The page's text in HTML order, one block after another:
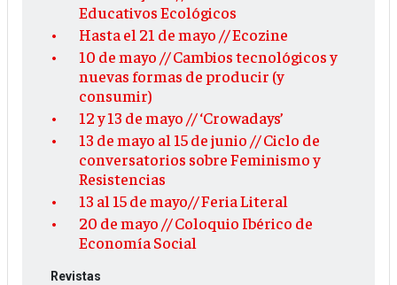
Educativos Ecológicos
Hasta el 21 de mayo // Ecozine
10 de mayo // Cambios tecnológicos y
nuevas formas de producir (y
consumir)
12 y 13 de mayo // ‘Crowadays’
13 de mayo al 15 de junio // Ciclo de
conversatorios sobre Feminismo y
Resistencias
13 al 15 de mayo// Feria Literal
20 de mayo // Coloquio Ibérico de
Economía Social
Revistas